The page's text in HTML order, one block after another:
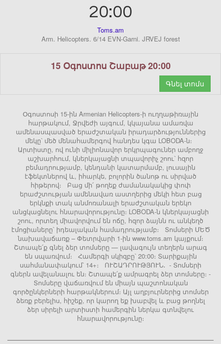
20:00
Toms.am
Arm. Helicopters. 6/14 EVN-Garni. JRVEJ forest
15 Օգոստոս Շաբաթ 20:00
Գնել տոմս
Օգոստոսի 15-ին Armenian Helicopters-ի ուղղաթիռային
հարթակում, Ջրվեժի այգում, կկայանա ամառվա
ամենասպասված երաժշտական իրադարձություններից
մեկը՝ մեծ մենահամերգով հանդես կգա LOBODA-ն։
Արտիստը, ով ունի միլիոնավոր երկրպագուներ ամբողջ
աշխարհում, կներկայացնի տպավորիչ շոու՝ հզոր
բեմադրությամբ, կենդանի կատարմամբ, լուսային
էֆեկտներով և, իհարկե, բոլորին ծանոթ ու սիրված
հիթերով։ Բաց մի՛ թողեք ժամանակակից փոփ
երաժշտության ամենավառ աստղերից մեկի հետ բաց
երկնքի տակ անմոռանալի երաժշտական երեկո
անցկացնելու հնարավորությունը։ LOBODA-ն կներկայացնի
շոու, որտեղ միավորվում են ոճը, հզոր ձայնն ու անկեղծ
էմոցիաները՝ իդեալական համադրությամբ։ Տոմսերի ՄԵԾ
նախավաճառք – Փետրվարի 1-ին www.toms.am կայքում։
Շտապե՛ք գնել ձեր տոմսերը — լավագույն տեղերն արագ
են սպառվում։ Համերգի սկիզբը՝ 20:00։ Տարիքային
սահմանափակում՝ 14+։ ՈՒՇԱԴՐՈՒԹՅՈՒՆ․ - Տոմսերի
գներն ավելանալու են։ Շտապե՛ք ամրագրել ձեր տոմսերը։ -
Տոմսերը վաճառվում են միայն պաշտոնական
գործընկերների հարթակներում։ Այլ աղբյուրներից տոմսեր
ձեռք բերելիս, հիշեք, որ կարող եք խաբվել և բաց թողնել
ձեր սիրելի արտիստի համերգին ներկա գտնվելու
հնարավորությունը։